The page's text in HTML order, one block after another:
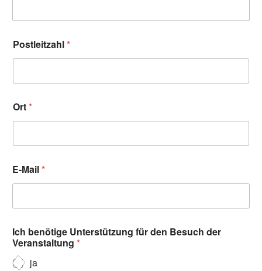
Postleitzahl*
Ort*
E-Mail*
Ich benötige Unterstützung für den Besuch der
Veranstaltung *
ja